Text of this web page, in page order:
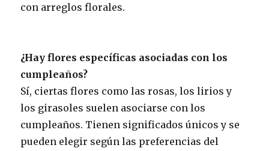
con arreglos florales.
¿Hay flores específicas asociadas con los
cumpleaños?
Sí, ciertas flores como las rosas, los lirios y
los girasoles suelen asociarse con los
cumpleaños. Tienen significados únicos y se
pueden elegir según las preferencias del